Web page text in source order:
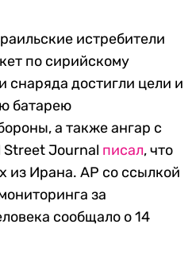
истребители
по сирийскому
снаряда достигли цели и
батарею
а также ангар с
Street Journal писал, что
из Ирана. AP со ссылкой
за
сообщало о 14